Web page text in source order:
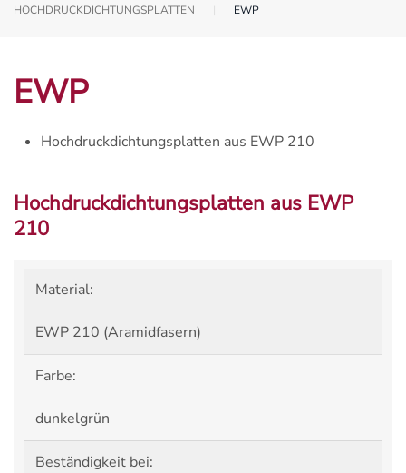
HOCHDRUCKDICHTUNGSPLATTEN
EWP
EWP
Hochdruckdichtungsplatten aus EWP 210
Hochdruckdichtungsplatten aus EWP
210
Material:
EWP 210 (Aramidfasern)
Farbe:
dunkelgrün
Beständigkeit bei: